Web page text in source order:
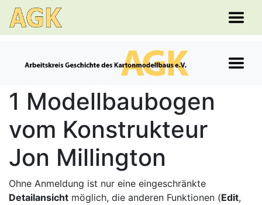
1 Modellbaubogen
vom Konstrukteur
Jon Millington
Ohne Anmeldung ist nur eine eingeschränkte
Detailansicht möglich, die anderen Funktionen (Edit,